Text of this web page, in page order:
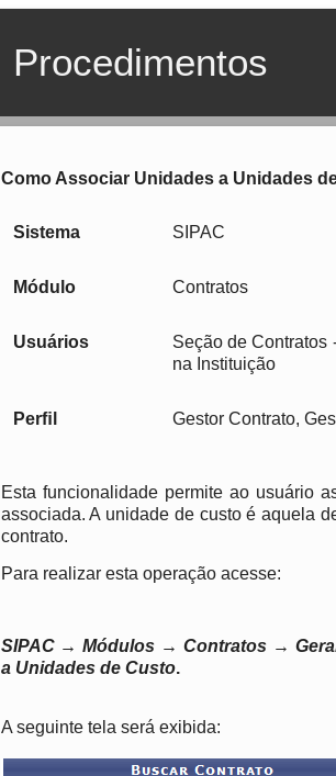
Procedimentos
Como Associar Unidades a Unidades
Sistema SIPAC
Módulo Contratos
Usuários
Seção de Contratos
na Instituição
Perﬁl Gestor Contrato,
Esta funcionalidade permite ao usuário
associada. A unidade de custo é aquela
contrato.
Para realizar esta operação acesse:
SIPAC → Módulos → Contratos →
a Unidades de Custo.
A seguinte tela será exibida: